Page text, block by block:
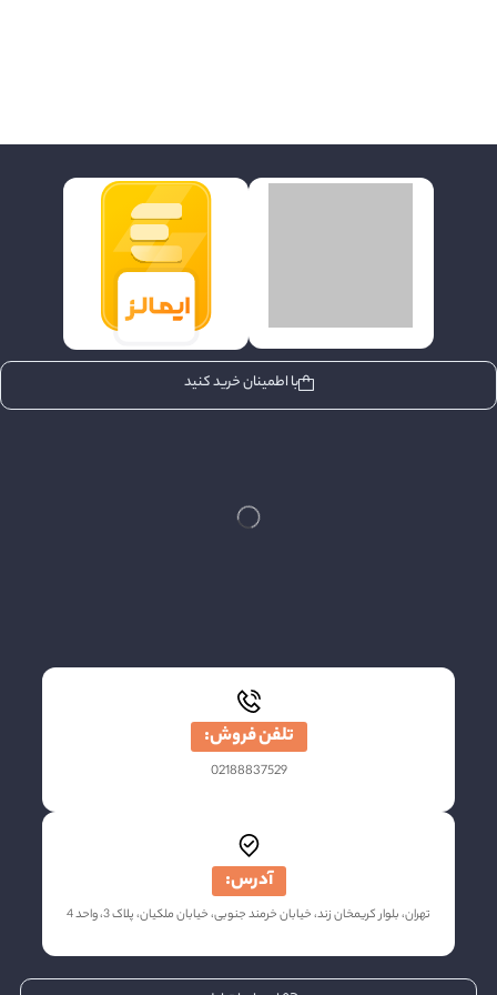
با اطمینان خرید کنید
تلفن فروش:
02188837529
آدرس:
تهران، بلوار کریمخان زند، خیابان خرمند جنوبی، خیابان ملکیان، پلاک 3، واحد 4